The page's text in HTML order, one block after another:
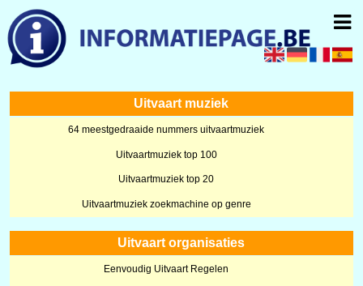
Uitvaart muziek
64 meestgedraaide nummers uitvaartmuziek
Uitvaartmuziek top 100
Uitvaartmuziek top 20
Uitvaartmuziek zoekmachine op genre
Uitvaart organisaties
Eenvoudig Uitvaart Regelen